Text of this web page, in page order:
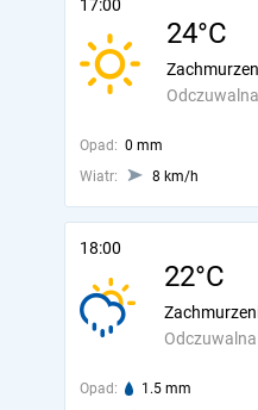
17:00
24°C
Odczuwalna
Opad: 0 mm
Wiatr:
8 km/h
18:00
22°C
Odczuwalna
Opad: 1.5 mm